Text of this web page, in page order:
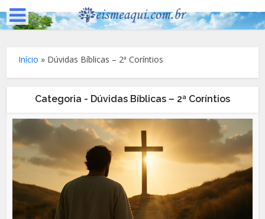
Início » Dúvidas Bíblicas – 2ª Coríntios
Categoria - Dúvidas Bíblicas – 2ª Coríntios